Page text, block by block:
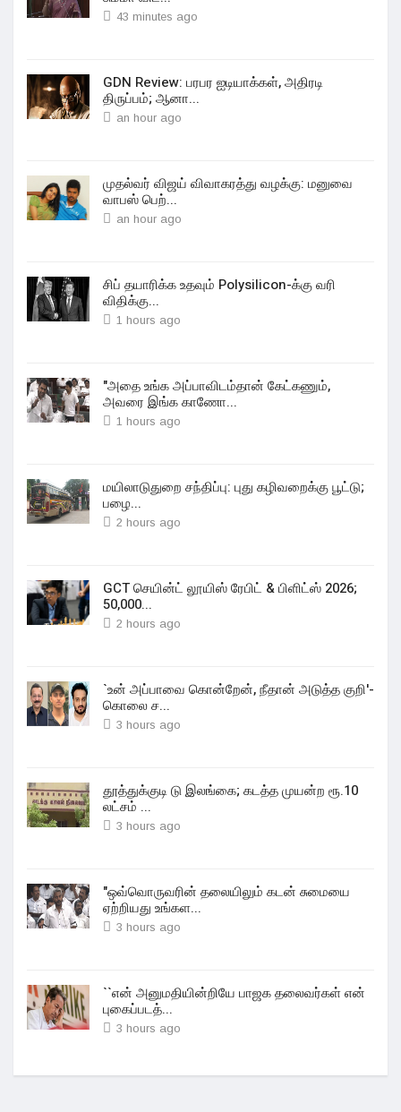
43 minutes ago
GDN Review: பரபர ஐடியாக்கள், அதிரடி
திருப்பம்; ஆனா...
an hour ago
முதல்வர் விஜய் விவாகரத்து வழக்கு: மனுவை
வாபஸ் பெற்...
an hour ago
சிப் தயாரிக்க உதவும் Polysilicon-க்கு வரி
விதிக்கு...
1 hours ago
"அதை உங்க அப்பாவிடம்தான் கேட்கணும்,
அவரை இங்க காணோ...
1 hours ago
மயிலாடுதுறை சந்திப்பு: புது கழிவறைக்கு பூட்டு;
பழை...
2 hours ago
GCT செயின்ட் லூயிஸ் ரேபிட் & பிளிட்ஸ் 2026;
50,000...
2 hours ago
`உன் அப்பாவை கொன்றேன், நீதான் அடுத்த குறி'-
கொலை ச...
3 hours ago
தூத்துக்குடி டு இலங்கை; கடத்த முயன்ற ரூ.10
லட்சம் ...
3 hours ago
"ஒவ்வொருவரின் தலையிலும் கடன் சுமையை
ஏற்றியது உங்கள...
3 hours ago
``என் அனுமதியின்றியே பாஜக தலைவர்கள் என்
புகைப்படத்...
3 hours ago